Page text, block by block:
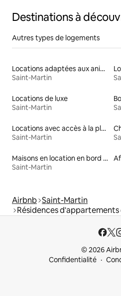
Destinations à
Autres types de logements
Locations adaptées aux animaux
Saint-Martin
Locations de luxe
Saint-Martin
Locations avec accès à la plage
Saint-Martin
Maisons en location en bord de mer
Saint-Martin
Airbnb Saint-Martin
Résidences
© 2026
Confidentialité